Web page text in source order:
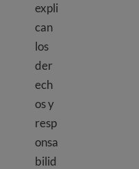
expli
can
los
der
ech
os y
resp
onsa
bilid